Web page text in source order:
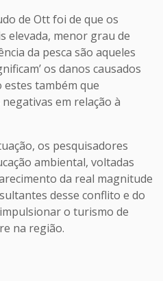
de Ott foi de que os
elevada, menor grau de
da pesca são aqueles
os danos causados
estes também que
em relação à
os pesquisadores
ambiental, voltadas
da real magnitude
desse conflito e do
o turismo de
na região.